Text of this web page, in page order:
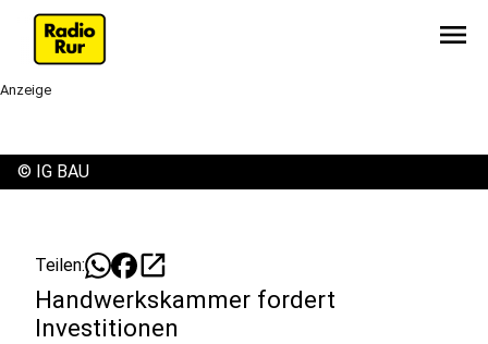
menu
Anzeige
© IG BAU
Teilen: open_in_new
Handwerkskammer fordert
Investitionen